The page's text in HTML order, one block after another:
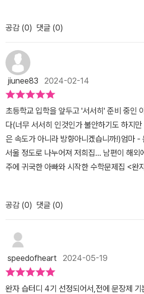
니다. 동윤이가 가지고 있는 지우개는 몇 개
있는 지우개 수를 구하기 위해 서하가 가지고
미래가 가지고 있는 지우개 수를 먼저 구하
가지고 있는 지우개 수를 구하는 과정을 연습
편은 다섯 가지로 구성되어 있다.. 9까지의
과 뺄셈. 비교하기. 50까지의 수1학년 수학
문장제 문제들로 연습해 볼 수 있는 학습서이
난이도 체크를 하는 칸이 있었는데아이가 '쉬
음 접하는 문장제 문제들이었지만 풀이과정
보면 어느새 문제를 이해하고 답을 구할 수
제 양도 많지 않아서 재미있게 풀어보기 좋
교재를 제공받아 작성한 리뷰입니다 ]
공감 (0) 댓글 (0)
jiunee83 2024-02-14
초등학교 입학을 앞두고 '서서히' 준비 중인
다(너무 서서히 인것인가 불안하기도 하지
은 속도가 아니라 방향아니겠습니까!)엄마 -
서울 정도로 나누어져 저희집... 남편이 해외에서 지내는데... 지지난
주에 귀국한 아빠와 시작한 수학문제집 <완
레슨 전에 틈틈히 풀어 온 <완자공부력수학
다뷰 보이는 호텔방에서 아침마다 한 문제씩 풀
아님 ㅋㅋ)3학년때부터 수학이 급 어려워지는
하기 때문이라던데 ... 본격적으로 서술형 문제 대비를 위한 학습지로
덩달아 한글공부. (글씨 ... 너무 못씀ㅜ) 미리
다.
공감 (0) 댓글 (0)
speedofheart 2024-05-19
완자 습터디 4기 선정되어서,전에 문장제 기